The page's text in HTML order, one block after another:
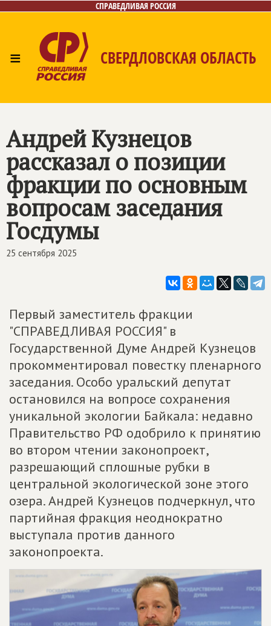
СПРАВЕДЛИВАЯ РОССИЯ
≡ СВЕРДЛОВСКАЯ ОБЛАСТЬ
Контакты
Андрей Кузнецов
рассказал о позиции
фракции по основным
вопросам заседания
Госдумы
25 сентября 2025
Первый заместитель фракции
"СПРАВЕДЛИВАЯ РОССИЯ" в
Государственной Думе Андрей Кузнецов
прокомментировал повестку пленарного
заседания. Особо уральский депутат
остановился на вопросе сохранения
уникальной экологии Байкала: недавно
Правительство РФ одобрило к принятию
во втором чтении законопроект,
разрешающий сплошные рубки в
центральной экологической зоне этого
озера. Андрей Кузнецов подчеркнул, что
партийная фракция неоднократно
выступала против данного
законопроекта.